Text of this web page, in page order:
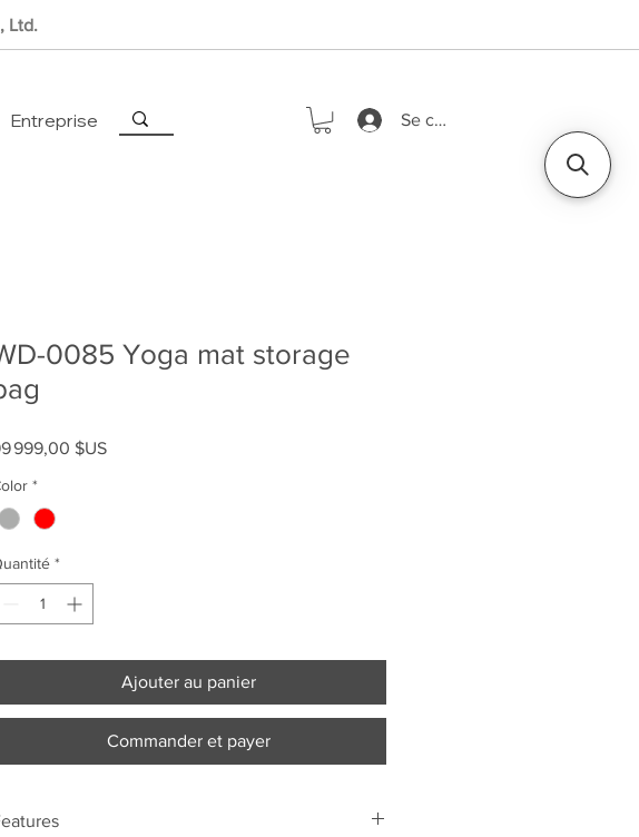
Ltd.
Entreprise Se connecter
0085 Yoga mat storage
999,00 $USPrix
*
*
Ajouter au panier
Commander et payer